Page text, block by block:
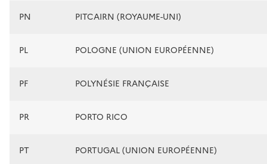
PN PITCAIRN (ROYAUME-UNI)
PL POLOGNE (UNION EUROPÉENNE)
PF POLYNÉSIE FRANÇAISE
PR PORTO RICO
PT PORTUGAL (UNION EUROPÉENNE)